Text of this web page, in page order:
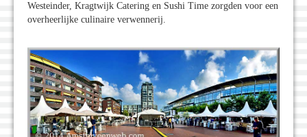
Westeinder, Kragtwijk Catering en Sushi Time zorgden voor een
overheerlijke culinaire verwennerij.